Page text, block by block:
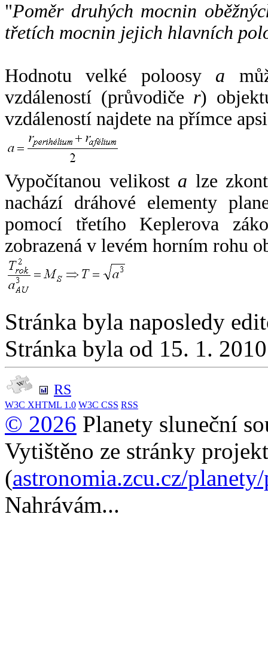
"Poměr druhých mocnin
třetích mocnin jejich hlavních
Hodnotu velké poloosy a
vzdáleností (průvodiče r)
vzdáleností najdete na přímce
Vypočítanou velikost a lze
nachází dráhové elementy
pomocí třetího Keplerova
zobrazená v levém horním rohu
Stránka byla naposledy
Stránka byla od 15. 1.
RS
W3C XHTML 1.0 W3C CSS RSS
© 2026 Planety sluneční
Vytištěno ze stránky
(astronomia.zcu.cz/
Nahrávám...